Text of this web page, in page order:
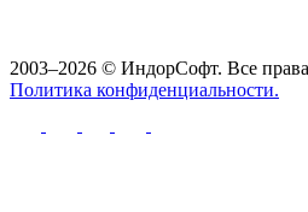
2003–2026 © ИндорСофт. Все
Политика конфиденциальности.